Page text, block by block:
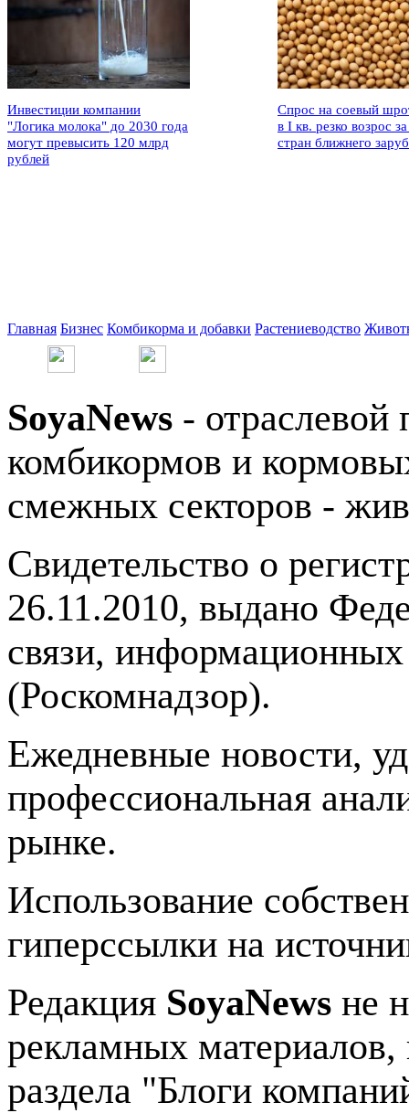
Инвестиции компании
"Логика молока" до 2030 года
могут превысить 120 млрд
рублей
Спрос на соевый
в I кв. резко возрос
стран ближнего
Главная Бизнес Комбикорма и добавки Растениеводство
SoyaNews - отраслевой
комбикормов и
смежных секторов -
Свидетельство о
26.11.2010, выдано
связи,
(Роскомнадзор).
Ежедневные новости,
профессиональная
рынке.
Использование
гиперссылки на
Редакция SoyaNews не
рекламных
раздела "Блоги